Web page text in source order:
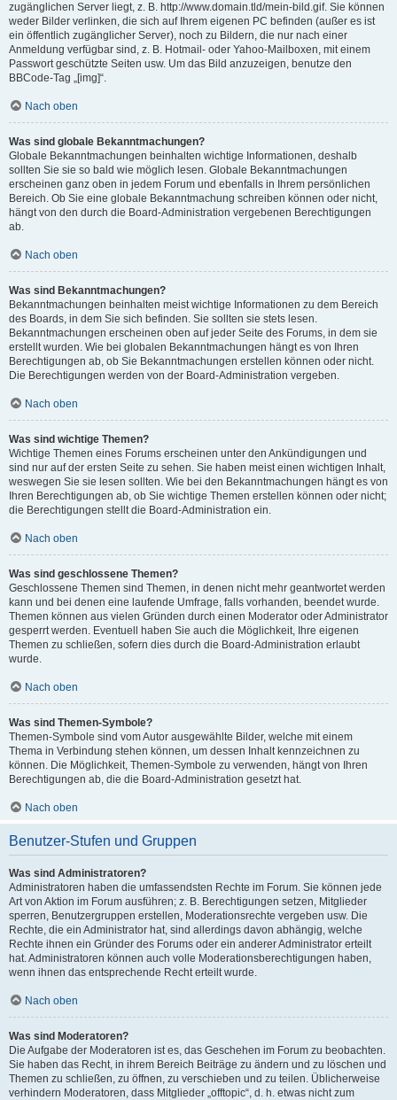
zugänglichen Server liegt, z. B. http://www.domain.tld/mein-bild.gif. Sie können
weder Bilder verlinken, die sich auf Ihrem eigenen PC befinden (außer es ist
ein öffentlich zugänglicher Server), noch zu Bildern, die nur nach einer
Anmeldung verfügbar sind, z. B. Hotmail- oder Yahoo-Mailboxen, mit einem
Passwort geschützte Seiten usw. Um das Bild anzuzeigen, benutze den
BBCode-Tag „[img]“.
Nach oben
Was sind globale Bekanntmachungen?
Globale Bekanntmachungen beinhalten wichtige Informationen, deshalb
sollten Sie sie so bald wie möglich lesen. Globale Bekanntmachungen
erscheinen ganz oben in jedem Forum und ebenfalls in Ihrem persönlichen
Bereich. Ob Sie eine globale Bekanntmachung schreiben können oder nicht,
hängt von den durch die Board-Administration vergebenen Berechtigungen
ab.
Nach oben
Was sind Bekanntmachungen?
Bekanntmachungen beinhalten meist wichtige Informationen zu dem Bereich
des Boards, in dem Sie sich befinden. Sie sollten sie stets lesen.
Bekanntmachungen erscheinen oben auf jeder Seite des Forums, in dem sie
erstellt wurden. Wie bei globalen Bekanntmachungen hängt es von Ihren
Berechtigungen ab, ob Sie Bekanntmachungen erstellen können oder nicht.
Die Berechtigungen werden von der Board-Administration vergeben.
Nach oben
Was sind wichtige Themen?
Wichtige Themen eines Forums erscheinen unter den Ankündigungen und
sind nur auf der ersten Seite zu sehen. Sie haben meist einen wichtigen Inhalt,
weswegen Sie sie lesen sollten. Wie bei den Bekanntmachungen hängt es von
Ihren Berechtigungen ab, ob Sie wichtige Themen erstellen können oder nicht;
die Berechtigungen stellt die Board-Administration ein.
Nach oben
Was sind geschlossene Themen?
Geschlossene Themen sind Themen, in denen nicht mehr geantwortet werden
kann und bei denen eine laufende Umfrage, falls vorhanden, beendet wurde.
Themen können aus vielen Gründen durch einen Moderator oder Administrator
gesperrt werden. Eventuell haben Sie auch die Möglichkeit, Ihre eigenen
Themen zu schließen, sofern dies durch die Board-Administration erlaubt
wurde.
Nach oben
Was sind Themen-Symbole?
Themen-Symbole sind vom Autor ausgewählte Bilder, welche mit einem
Thema in Verbindung stehen können, um dessen Inhalt kennzeichnen zu
können. Die Möglichkeit, Themen-Symbole zu verwenden, hängt von Ihren
Berechtigungen ab, die die Board-Administration gesetzt hat.
Nach oben
Benutzer-Stufen und Gruppen
Was sind Administratoren?
Administratoren haben die umfassendsten Rechte im Forum. Sie können jede
Art von Aktion im Forum ausführen; z. B. Berechtigungen setzen, Mitglieder
sperren, Benutzergruppen erstellen, Moderationsrechte vergeben usw. Die
Rechte, die ein Administrator hat, sind allerdings davon abhängig, welche
Rechte ihnen ein Gründer des Forums oder ein anderer Administrator erteilt
hat. Administratoren können auch volle Moderationsberechtigungen haben,
wenn ihnen das entsprechende Recht erteilt wurde.
Nach oben
Was sind Moderatoren?
Die Aufgabe der Moderatoren ist es, das Geschehen im Forum zu beobachten.
Sie haben das Recht, in ihrem Bereich Beiträge zu ändern und zu löschen und
Themen zu schließen, zu öffnen, zu verschieben und zu teilen. Üblicherweise
verhindern Moderatoren, dass Mitglieder „offtopic“, d. h. etwas nicht zum